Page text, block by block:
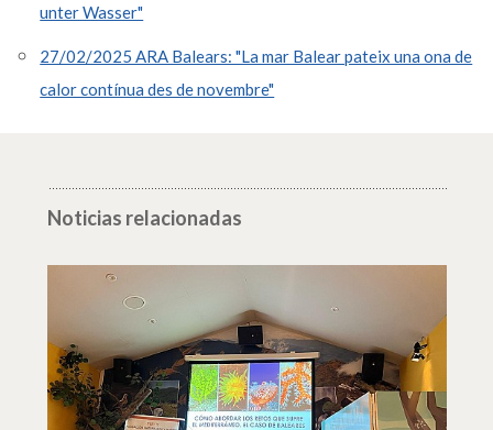
unter Wasser"
27/02/2025 ARA Balears: "La mar Balear pateix una ona de
calor contínua des de novembre"
Noticias relacionadas